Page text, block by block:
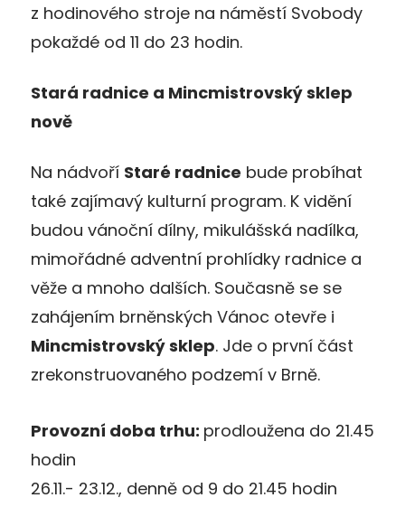
z hodinového stroje na náměstí Svobody
pokaždé od 11 do 23 hodin.
Stará radnice a Mincmistrovský sklep
nově
Na nádvoří Staré radnice bude probíhat
také zajímavý kulturní program. K vidění
budou vánoční dílny, mikulášská nadílka,
mimořádné adventní prohlídky radnice a
věže a mnoho dalších. Současně se se
zahájením brněnských Vánoc otevře i
Mincmistrovský sklep. Jde o první část
zrekonstruovaného podzemí v Brně.
Provozní doba trhu: prodloužena do 21.45
hodin
26.11.- 23.12., denně od 9 do 21.45 hodin